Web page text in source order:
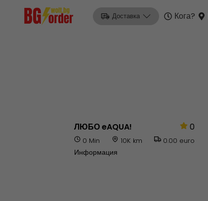
Доставка Кога?
ЛЮБО eAQUA! 0
0 Min 10K km 0.00 euro
Информация